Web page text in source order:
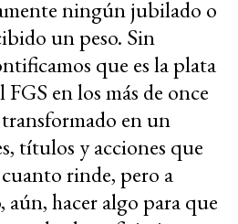
ningún jubilado o
un peso. Sin
que es la plata
en los más de once
transformado en un
títulos y acciones que
rinde, pero a
aún, hacer algo para que